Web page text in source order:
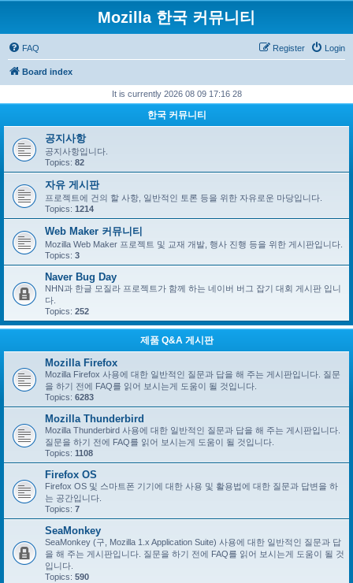
Mozilla 한국 커뮤니티
FAQ Login
Register
Board index
It is currently 2026 08 09 17:16 28
한국 커뮤니티
공지사항
공지사항입니다.
Topics: 82
자유 게시판
프로젝트에 건의 할 사항, 일반적인 토론 등을 위한 자유로운 마당입니다.
Topics: 1214
Web Maker 커뮤니티
Mozilla Web Maker 프로젝트 및 교재 개발, 행사 진행 등을 위한 게시판입니다.
Topics: 3
Naver Bug Day
NHN과 한글 모질라 프로젝트가 함께 하는 네이버 버그 잡기 대회 게시판 입니
다.
Topics: 252
제품 Q&A 게시판
Mozilla Firefox
Mozilla Firefox 사용에 대한 일반적인 질문과 답을 해 주는 게시판입니다. 질문
을 하기 전에 FAQ를 읽어 보시는게 도움이 될 것입니다.
Topics: 6283
Mozilla Thunderbird
Mozilla Thunderbird 사용에 대한 일반적인 질문과 답을 해 주는 게시판입니다.
질문을 하기 전에 FAQ를 읽어 보시는게 도움이 될 것입니다.
Topics: 1108
Firefox OS
Firefox OS 및 스마트폰 기기에 대한 사용 및 활용법에 대한 질문과 답변을 하
는 공간입니다.
Topics: 7
SeaMonkey
SeaMonkey (구, Mozilla 1.x Application Suite) 사용에 대한 일반적인 질문과 답
을 해 주는 게시판입니다. 질문을 하기 전에 FAQ를 읽어 보시는게 도움이 될 것
입니다.
Topics: 590